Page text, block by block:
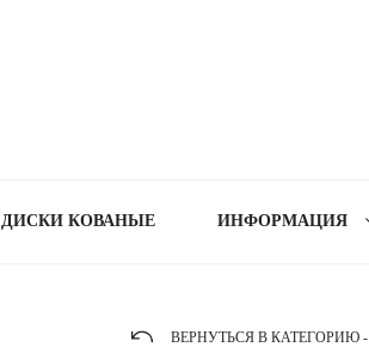
ДИСКИ КОВАНЫЕ ИНФОРМАЦИЯ
ВЕРНУТЬСЯ В КАТЕГОРИЮ -